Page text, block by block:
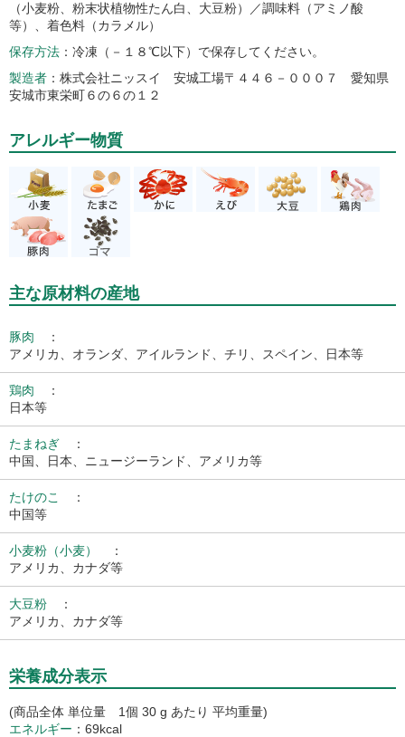
（小麦粉、粉末状植物性たん白、大豆粉）／調味料（アミノ酸
等）、着色料（カラメル）
保存方法
冷凍（－１８℃以下）で保存してください。
製造者
株式会社ニッスイ 安城工場〒４４６－０００７ 愛知県
安城市東栄町６の６の１２
アレルギー物質
主な原材料の産地
豚肉
：
アメリカ、オランダ、アイルランド、チリ、スペイン、日本等
鶏肉
：
日本等
たまねぎ
：
中国、日本、ニュージーランド、アメリカ等
たけのこ
：
中国等
小麦粉（小麦）
：
アメリカ、カナダ等
大豆粉
：
アメリカ、カナダ等
栄養成分表示
(商品全体 単位量 1個 30 g あたり 平均重量)
エネルギー
69kcal